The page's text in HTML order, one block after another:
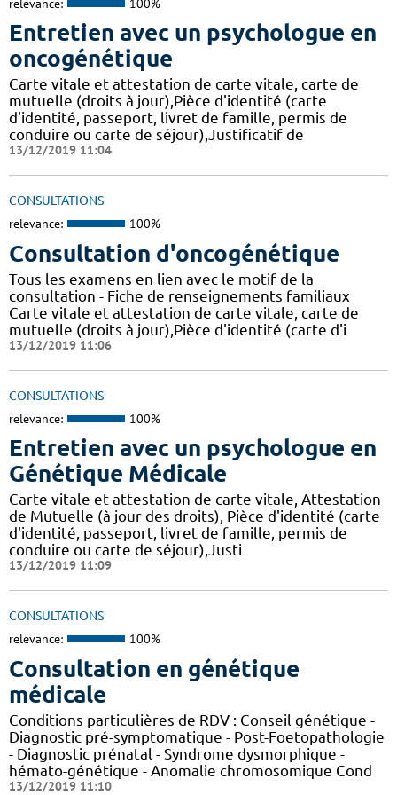
relevance: 100%
Entretien avec un psychologue en
oncogénétique
Carte vitale et attestation de carte vitale, carte de
mutuelle (droits à jour),Pièce d'identité (carte
d'identité, passeport, livret de famille, permis de
conduire ou carte de séjour),Justificatif de
13/12/2019 11:04
CONSULTATIONS
relevance: 100%
Consultation d'oncogénétique
Tous les examens en lien avec le motif de la
consultation - Fiche de renseignements familiaux
Carte vitale et attestation de carte vitale, carte de
mutuelle (droits à jour),Pièce d'identité (carte d'i
13/12/2019 11:06
CONSULTATIONS
relevance: 100%
Entretien avec un psychologue en
Génétique Médicale
Carte vitale et attestation de carte vitale, Attestation
de Mutuelle (à jour des droits), Pièce d'identité (carte
d'identité, passeport, livret de famille, permis de
conduire ou carte de séjour),Justi
13/12/2019 11:09
CONSULTATIONS
relevance: 100%
Consultation en génétique
médicale
Conditions particulières de RDV : Conseil génétique -
Diagnostic pré-symptomatique - Post-Foetopathologie
- Diagnostic prénatal - Syndrome dysmorphique -
hémato-génétique - Anomalie chromosomique Cond
13/12/2019 11:10